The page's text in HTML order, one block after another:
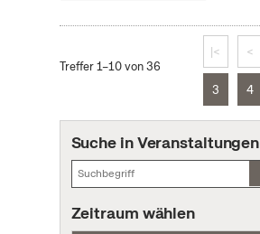
Treffer 1–10 von 36
|< <
3 4
Suche in Veranstaltungen
Zeitraum wählen